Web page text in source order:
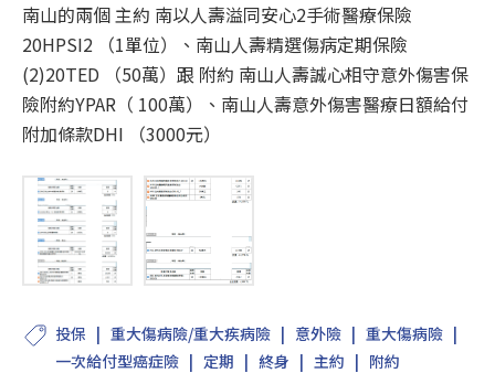
南山的兩個 主約 南以人壽溢同安心2手術醫療保險
20HPSI2 （1單位）、南山人壽精選傷病定期保險
(2)20TED （50萬）跟 附約 南山人壽誠心相守意外傷害保
險附約YPAR（ 100萬）、南山人壽意外傷害醫療日額給付
附加條款DHI （3000元）
投保 重大傷病險/重大疾病險 意外險
重大傷病險
一次給付型癌症險
定期 終身 主約
附約